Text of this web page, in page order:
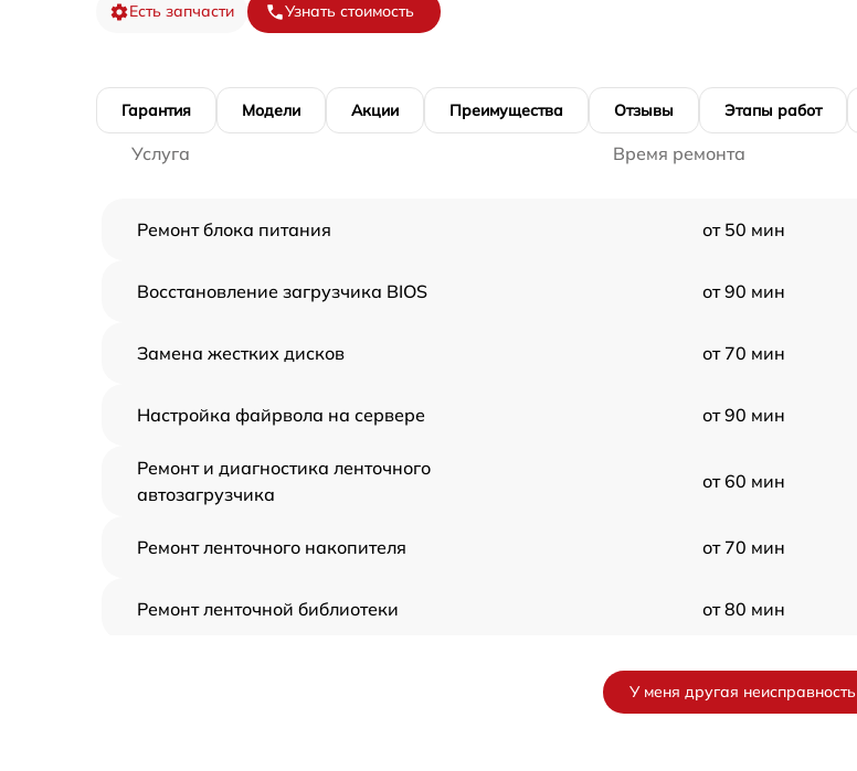
Есть запчасти Узнать стоимость
Гарантия Модели Акции Преимущества Отзывы Этапы работ
Услуга Время ремонта
Ремонт блока питания от 50 мин
Восстановление загрузчика BIOS от 90 мин
Замена жестких дисков от 70 мин
Настройка файрвола на сервере от 90 мин
Ремонт и диагностика ленточного
автозагрузчика
от 60 мин
Ремонт ленточного накопителя от 70 мин
Ремонт ленточной библиотеки от 80 мин
от 100 мин
У меня другая неисправность